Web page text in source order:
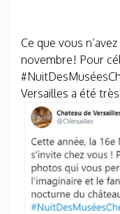
Ce que vous
novembre! Pour
Versailles a été